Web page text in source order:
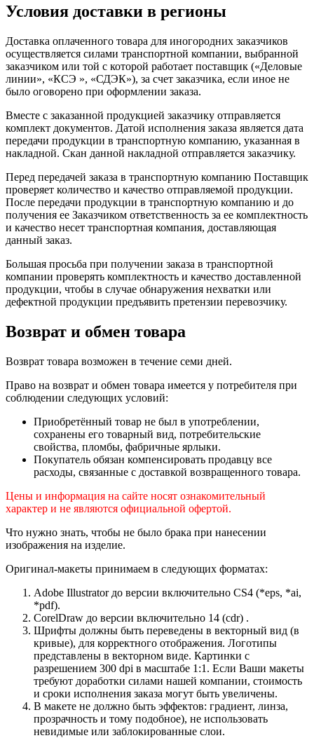
Условия доставки в регионы
Доставка оплаченного товара для иногородних заказчиков
осуществляется силами транспортной компании, выбранной
заказчиком или той с которой работает поставщик («Деловые
линии», «КСЭ », «СДЭК»), за счет заказчика, если иное не
было оговорено при оформлении заказа.
Вместе с заказанной продукцией заказчику отправляется
комплект документов. Датой исполнения заказа является дата
передачи продукции в транспортную компанию, указанная в
накладной. Скан данной накладной отправляется заказчику.
Перед передачей заказа в транспортную компанию Поставщик
проверяет количество и качество отправляемой продукции.
После передачи продукции в транспортную компанию и до
получения ее Заказчиком ответственность за ее комплектность
и качество несет транспортная компания, доставляющая
данный заказ.
Большая просьба при получении заказа в транспортной
компании проверять комплектность и качество доставленной
продукции, чтобы в случае обнаружения нехватки или
дефектной продукции предъявить претензии перевозчику.
Возврат и обмен товара
Возврат товара возможен в течение семи дней.
Право на возврат и обмен товара имеется у потребителя при
соблюдении следующих условий:
Приобретённый товар не был в употреблении,
сохранены его товарный вид, потребительские
свойства, пломбы, фабричные ярлыки.
Покупатель обязан компенсировать продавцу все
расходы, связанные с доставкой возвращенного товара.
Цены и информация на сайте носят ознакомительный
характер и не являются официальной офертой.
Что нужно знать, чтобы не было брака при нанесении
изображения на изделие.
Оригинал-макеты принимаем в следующих форматах:
Adobe Illustrator до версии включительно CS4 (*eps, *ai,
*pdf).
CorelDraw до версии включительно 14 (cdr) .
Шрифты должны быть переведены в векторный вид (в
кривые), для корректного отображения. Логотипы
представлены в векторном виде. Картинки с
разрешением 300 dpi в масштабе 1:1. Если Ваши макеты
требуют доработки силами нашей компании, стоимость
и сроки исполнения заказа могут быть увеличены.
В макете не должно быть эффектов: градиент, линза,
прозрачность и тому подобное), не использовать
невидимые или заблокированные слои.